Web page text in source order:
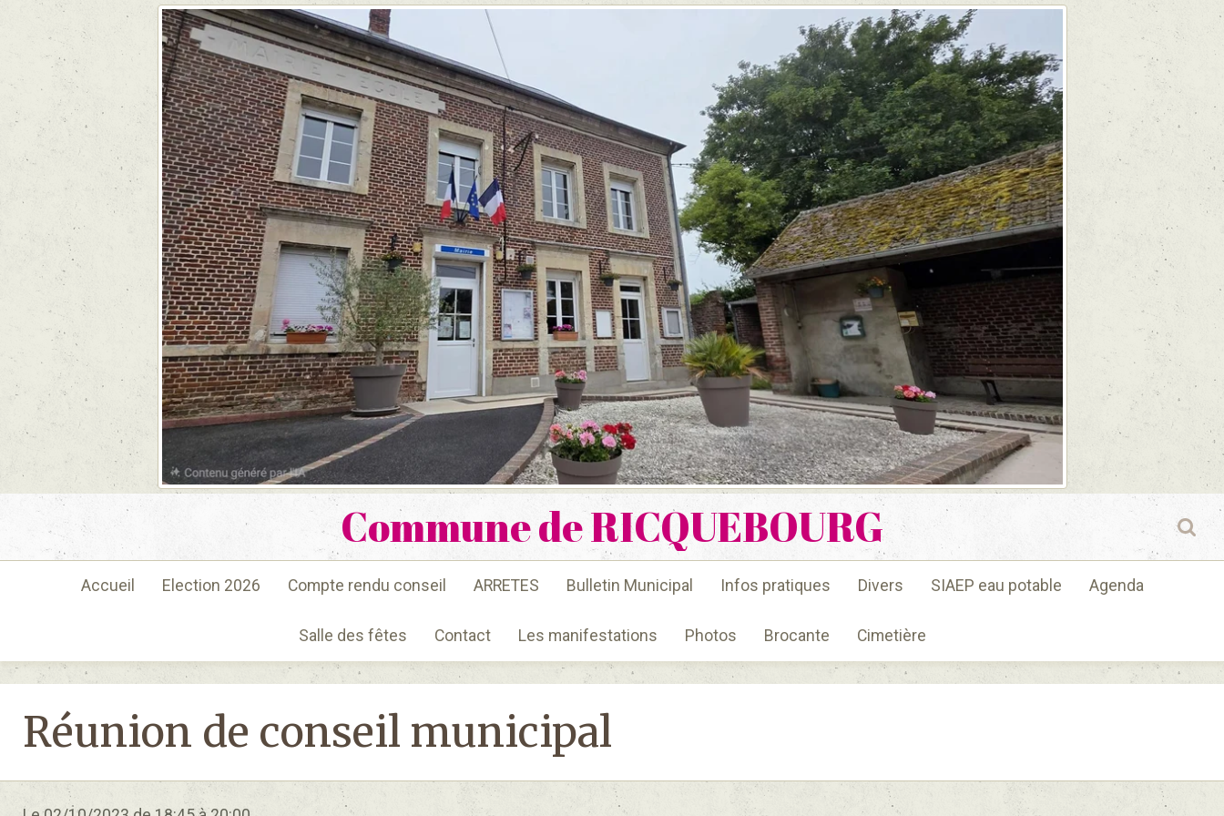
Commune de RICQUEBOURG
Accueil Election 2026 Compte rendu conseil ARRETES Bulletin Municipal Infos pratiques Divers SIAEP eau potable Agenda
Salle des fêtes Contact Les manifestations Photos Brocante Cimetière
Réunion de conseil municipal